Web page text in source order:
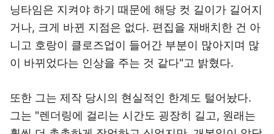
닝타임은 지켜야 하기 때문에 해당 컷 길이가 길어지
거나, 크게 바뀐 지점은 없다. 편집을 재배치한 건 아
니고 호랑이 클로즈업이 들어간 부분이 많아지며 많
이 바뀌었다는 인상을 주는 것 같다"고 밝혔다.
또한 그는 제작 당시의 현실적인 한계도 털어놨다.
그는 "렌더링에 걸리는 시간도 굉장히 길고, 원래는